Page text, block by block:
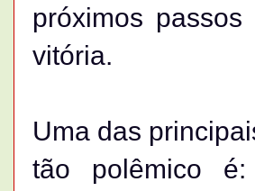
próximos
vitória.
Uma das
tão polêmico